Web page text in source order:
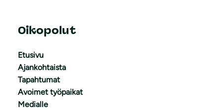
Oikopolut
Etusivu
Ajankohtaista
Tapahtumat
Avoimet työpaikat
Medialle